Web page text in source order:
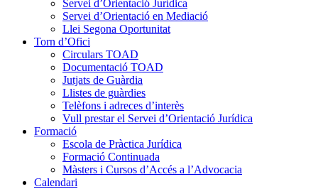
Servei d’Orientació Jurídica
Servei d’Orientació en Mediació
Llei Segona Oportunitat
Torn d’Ofici
Circulars TOAD
Documentació TOAD
Jutjats de Guàrdia
Llistes de guàrdies
Telèfons i adreces d’interès
Vull prestar el Servei d’Orientació Jurídica
Formació
Escola de Pràctica Jurídica
Formació Continuada
Màsters i Cursos d’Accés a l’Advocacia
Calendari